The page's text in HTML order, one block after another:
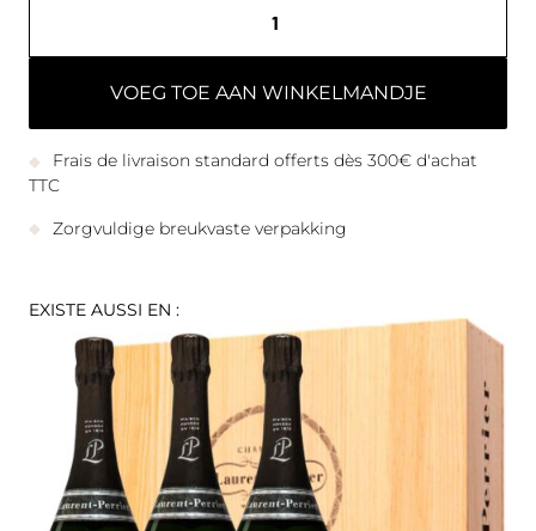
VOEG TOE AAN WINKELMANDJE
Frais de livraison standard offerts dès 300€ d'achat
TTC
Zorgvuldige breukvaste verpakking
EXISTE AUSSI EN :